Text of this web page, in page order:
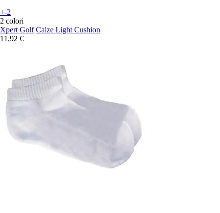
+-2
2 colori
Xpert Golf Calze Light Cushion
11,92 €